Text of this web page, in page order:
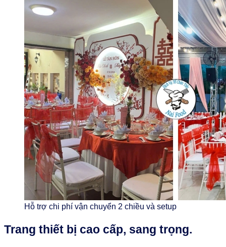
Hỗ trợ chi phí vận chuyển 2 chiều và setup
Trang thiết bị cao cấp, sang trọng.